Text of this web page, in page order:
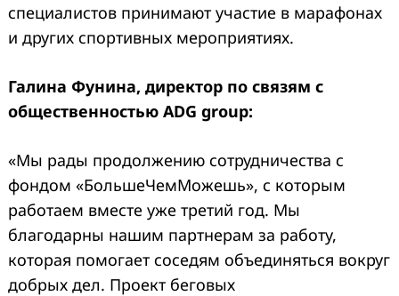
специалистов принимают участие в марафонах
и других спортивных мероприятиях.
Галина Фунина, директор по связям с
общественностью ADG group:
«Мы рады продолжению сотрудничества с
фондом «БольшеЧемМожешь», с которым
работаем вместе уже третий год. Мы
благодарны нашим партнерам за работу,
которая помогает соседям объединяться вокруг
добрых дел. Проект беговых